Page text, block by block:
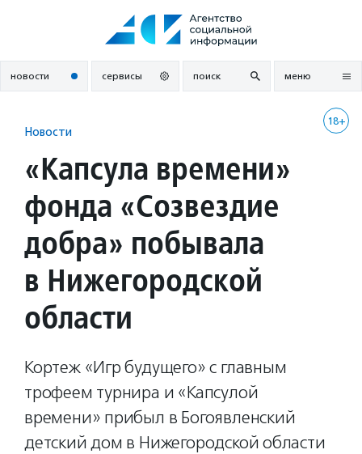
новости сервисы поиск меню
18+
Новости
«Капсула времени»
фонда «Созвездие
добра» побывала
в Нижегородской
области
Кортеж «Игр будущего» с главным
трофеем турнира и «Капсулой
времени» прибыл в Богоявленский
детский дом в Нижегородской области